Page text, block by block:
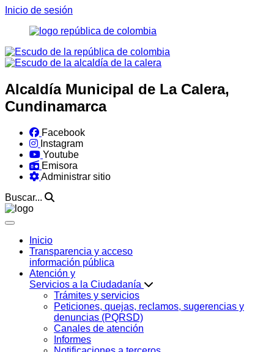
Inicio de sesión
Alcaldía Municipal de La Calera,
Cundinamarca
Facebook
Instagram
Youtube
Emisora
Administrar sitio
Buscar...
Inicio
Transparencia y acceso
información pública
Atención y
Servicios a la Ciudadanía
Trámites y servicios
Peticiones, quejas, reclamos, sugerencias y
denuncias (PQRSD)
Canales de atención
Informes